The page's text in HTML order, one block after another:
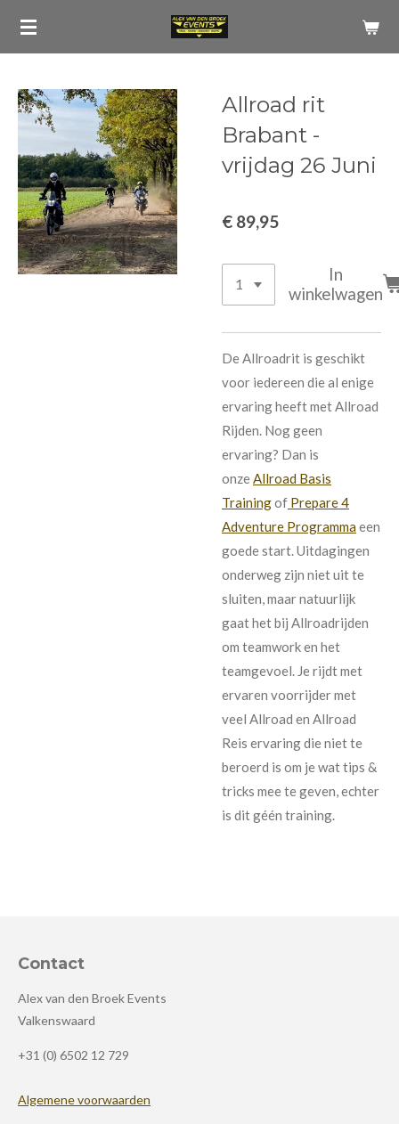
Ga
de
hoofdinhoud
Allroad rit
Brabant -
vrijdag 26 Juni
€ 89,95
In
winkelwagen
De Allroadrit is geschikt
voor iedereen die al enige
ervaring heeft met Allroad
Rijden. Nog geen
ervaring? Dan is
onzeAllroad Basis
Trainingof Prepare 4
Adventure Programmaeen
goede start. Uitdagingen
onderweg zijn niet uit te
sluiten, maar natuurlijk
gaat het bij Allroadrijden
om teamwork en het
teamgevoel. Je rijdt met
ervaren voorrijder met
veel Allroad en Allroad
Reis ervaring die niet te
beroerd is om je wat tips &
tricks mee te geven, echter
is dit géén training.
Contact
Alex van den Broek Events
Valkenswaard
+31 (0) 6502 12 729
Algemene voorwaarden